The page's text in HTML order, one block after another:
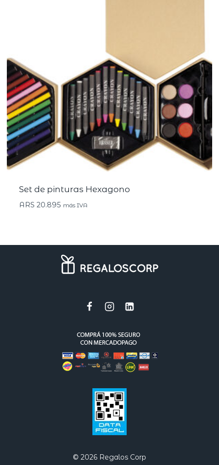
Set de pinturas Hexagono
ARS 20.895 más IVA
© 2026 Regalos Corp